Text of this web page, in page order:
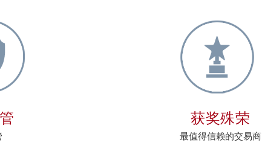
获奖殊荣
最值得信赖的交易商